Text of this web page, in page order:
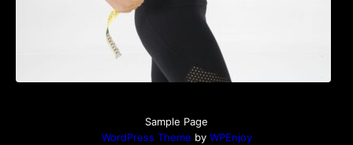
Sample Page
WordPress Theme by WPEnjoy